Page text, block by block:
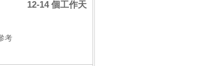
考
12-14 個工作天